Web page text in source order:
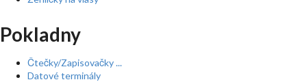
Pokladny
Čtečky/Zapisovačky ...
Datové terminály